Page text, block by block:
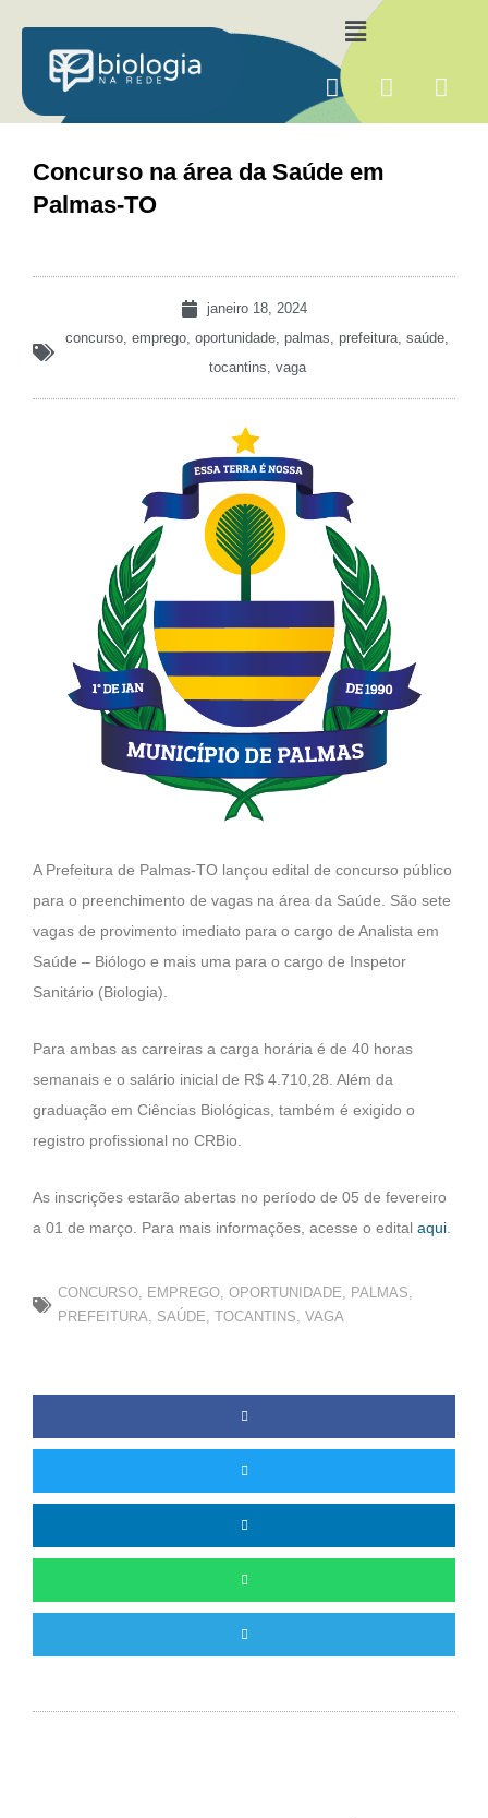
para
conteúdo
Menu
F
a
e
b
I
m
Y
Concurso na área da Saúde em
Palmas-TO
janeiro 18, 2024
concurso, emprego, oportunidade, palmas, prefeitura, saúde,
tocantins, vaga
A Prefeitura de Palmas-TO lançou edital de concurso público
para o preenchimento de vagas na área da Saúde. São sete
vagas de provimento imediato para o cargo de Analista em
Saúde – Biólogo e mais uma para o cargo de Inspetor
Sanitário (Biologia).
Para ambas as carreiras a carga horária é de 40 horas
semanais e o salário inicial de R$ 4.710,28. Além da
graduação em Ciências Biológicas, também é exigido o
registro profissional no CRBio.
As inscrições estarão abertas no período de 05 de fevereiro
a 01 de março. Para mais informações, acesse o edital aqui
CONCURSO EMPREGO OPORTUNIDADE PALMAS
PREFEITURA
SAÚDE TOCANTINS VAGA